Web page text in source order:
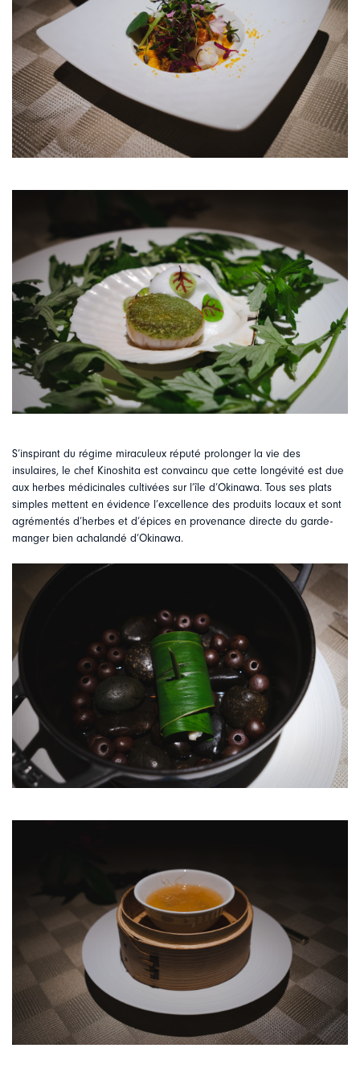
S’inspirant du régime miraculeux réputé prolonger la vie des
insulaires, le chef Kinoshita est convaincu que cette longévité est due
aux herbes médicinales cultivées sur l’île d’Okinawa. Tous ses plats
simples mettent en évidence l’excellence des produits locaux et sont
agrémentés d’herbes et d’épices en provenance directe du garde-
manger bien achalandé d’Okinawa.